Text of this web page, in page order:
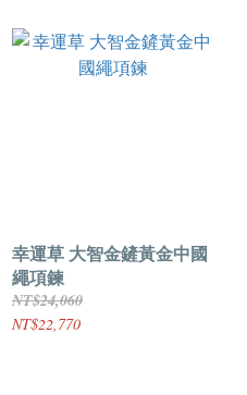
幸運草 大智金鏟黃金中國
繩項鍊
NT$24,060
NT$22,770